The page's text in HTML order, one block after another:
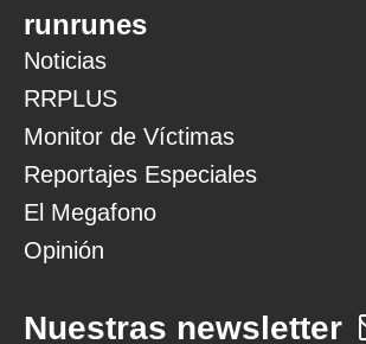
runrunes
Noticias
RRPLUS
Monitor de Víctimas
Reportajes Especiales
El Megafono
Opinión
Nuestras newsletter